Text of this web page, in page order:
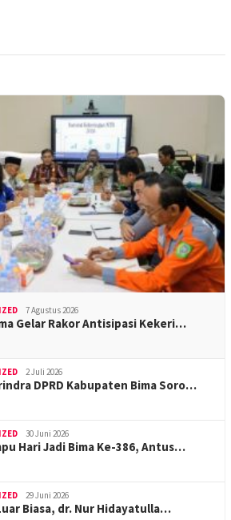
7 Agustus 2026
Gelar Rakor Antisipasi Kekeri…
2 Juli 2026
DPRD Kabupaten Bima Soro…
30 Juni 2026
Hari Jadi Bima Ke-386, Antus…
29 Juni 2026
Biasa, dr. Nur Hidayatulla…